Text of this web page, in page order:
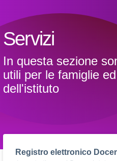
Servizi
In questa sezione
utili per le famiglie
dell'istituto
Registro elettronico